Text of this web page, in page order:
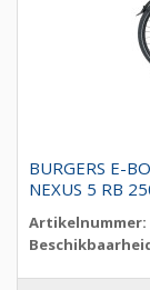
BURGERS E-
NEXUS 5 RB
Artikelnummer: